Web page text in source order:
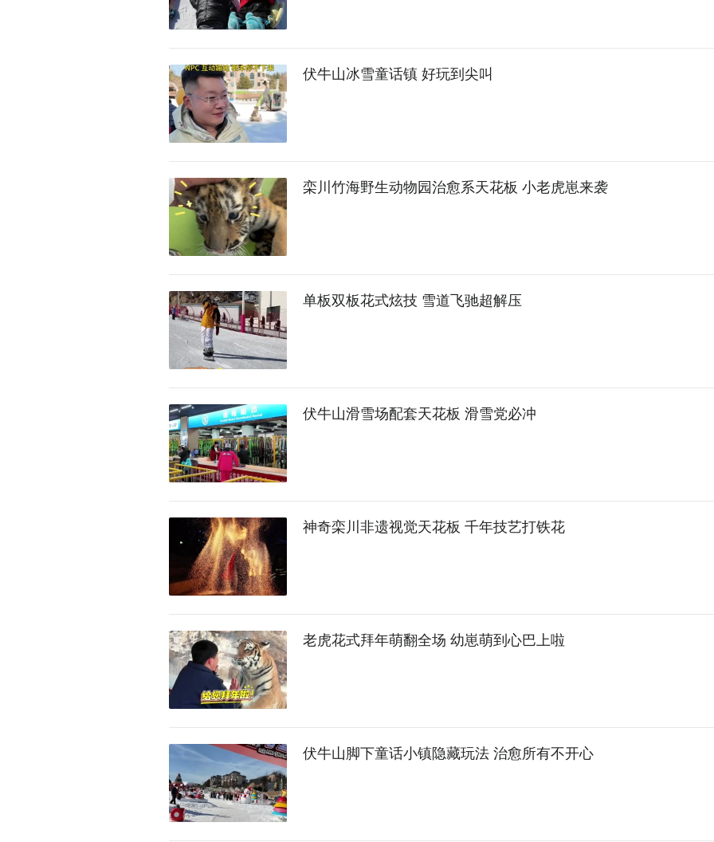
伏牛山冰雪童话镇 好玩到尖叫
栾川竹海野生动物园治愈系天花板 小老虎崽来袭
单板双板花式炫技 雪道飞驰超解压
伏牛山滑雪场配套天花板 滑雪党必冲
神奇栾川非遗视觉天花板 千年技艺打铁花
老虎花式拜年萌翻全场 幼崽萌到心巴上啦
伏牛山脚下童话小镇隐藏玩法 治愈所有不开心